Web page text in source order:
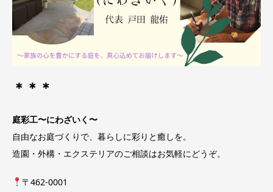
＊＊＊
庭彩工〜にわざいく〜
自由なお庭づくりで、暮らしに彩りと癒しを。
造園・外構・エクステリアのご相談はお気軽にどうぞ。
〒462-0001